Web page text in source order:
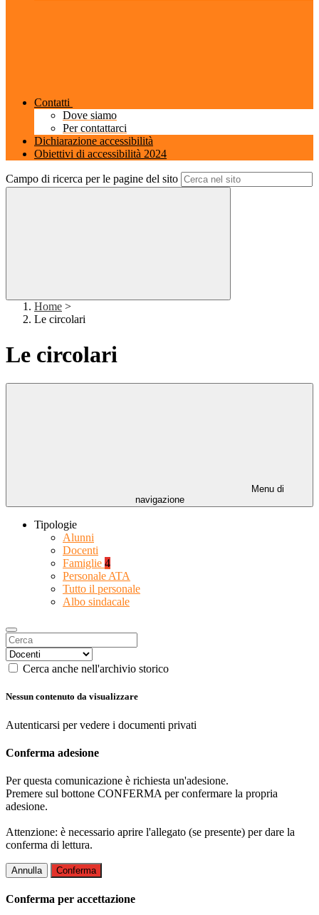
Contatti
Dove siamo
Per contattarci
Dichiarazione accessibilità
Obiettivi di accessibilità 2024
Campo di ricerca per le pagine del sito
Home >
Le circolari
Le circolari
Menu di
navigazione
Tipologie
Alunni
Docenti
Famiglie 4
Personale ATA
Tutto il personale
Albo sindacale
Cerca anche nell'archivio storico
Nessun contenuto da visualizzare
Autenticarsi per vedere i documenti privati
Conferma adesione
Per questa comunicazione è richiesta un'adesione.
Premere sul bottone CONFERMA per confermare la propria
adesione.
Attenzione: è necessario aprire l'allegato (se presente) per dare la
conferma di lettura.
Annulla Conferma
Conferma per accettazione